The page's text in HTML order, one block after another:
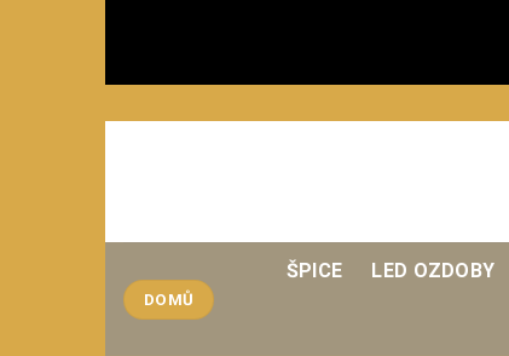
na
DOMŮ
ŠPICE LED OZDOBY